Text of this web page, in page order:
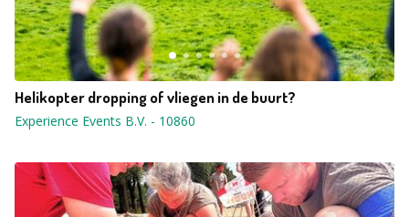
Helikopter dropping of vliegen in de buurt?
Experience Events B.V. - 10860